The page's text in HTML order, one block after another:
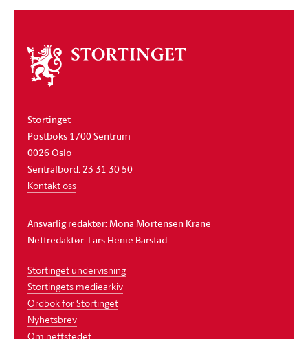
Om
stortinget
Stortinget
Postboks 1700 Sentrum
0026 Oslo
Sentralbord: 23 31 30 50
Kontakt oss
Ansvarlig redaktør: Mona Mortensen Krane
Nettredaktør: Lars Henie Barstad
Stortinget undervisning
Stortingets mediearkiv
Ordbok for Stortinget
Nyhetsbrev
Om nettstedet